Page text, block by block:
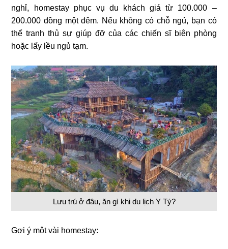
nghỉ, homestay phục vụ du khách giá từ 100.000 –
200.000 đồng một đêm. Nếu không có chỗ ngủ, bạn có
thể tranh thủ sự giúp đỡ của các chiến sĩ biên phòng
hoặc lấy lều ngủ tạm.
Lưu trú ở đâu, ăn gì khi du lịch Y Tý?
Gợi ý một vài homestay: